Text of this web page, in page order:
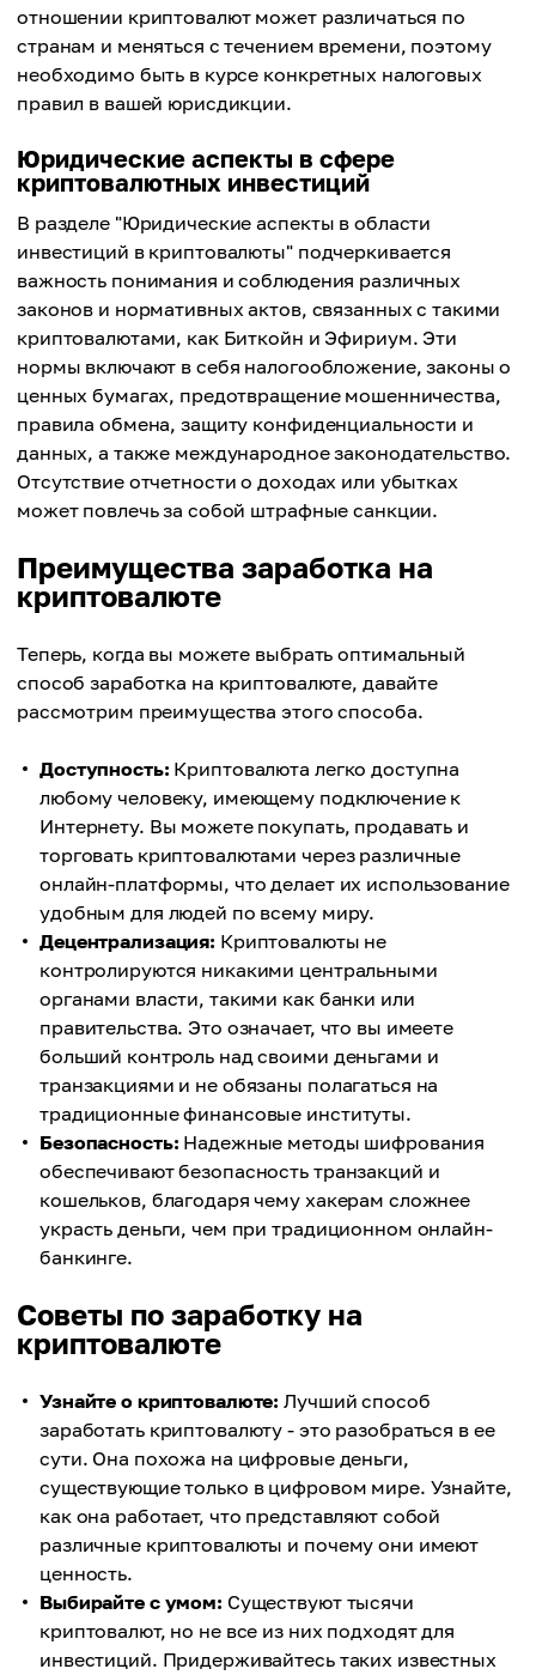
отношении криптовалют может различаться по
странам и меняться с течением времени, поэтому
необходимо быть в курсе конкретных налоговых
правил в вашей юрисдикции.
Юридические аспекты в сфере
криптовалютных инвестиций
В разделе "Юридические аспекты в области
инвестиций в криптовалюты" подчеркивается
важность понимания и соблюдения различных
законов и нормативных актов, связанных с такими
криптовалютами, как Биткойн и Эфириум. Эти
нормы включают в себя налогообложение, законы о
ценных бумагах, предотвращение мошенничества,
правила обмена, защиту конфиденциальности и
данных, а также международное законодательство.
Отсутствие отчетности о доходах или убытках
может повлечь за собой штрафные санкции.
Преимущества заработка на
криптовалюте
Теперь, когда вы можете выбрать оптимальный
способ заработка на криптовалюте, давайте
рассмотрим преимущества этого способа.
Доступность: Криптовалюта легко доступна
любому человеку, имеющему подключение к
Интернету. Вы можете покупать, продавать и
торговать криптовалютами через различные
онлайн-платформы, что делает их использование
удобным для людей по всему миру.
Децентрализация: Криптовалюты не
контролируются никакими центральными
органами власти, такими как банки или
правительства. Это означает, что вы имеете
больший контроль над своими деньгами и
транзакциями и не обязаны полагаться на
традиционные финансовые институты.
Безопасность: Надежные методы шифрования
обеспечивают безопасность транзакций и
кошельков, благодаря чему хакерам сложнее
украсть деньги, чем при традиционном онлайн-
банкинге.
Советы по заработку на
криптовалюте
Узнайте о криптовалюте: Лучший способ
заработать криптовалюту - это разобраться в ее
сути. Она похожа на цифровые деньги,
существующие только в цифровом мире. Узнайте,
как она работает, что представляют собой
различные криптовалюты и почему они имеют
ценность.
Выбирайте с умом: Существуют тысячи
криптовалют, но не все из них подходят для
инвестиций. Придерживайтесь таких известных